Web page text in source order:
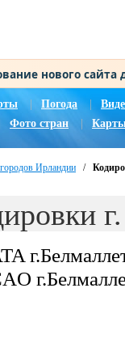
нового
Погода |
Фото стран
Ирландии /